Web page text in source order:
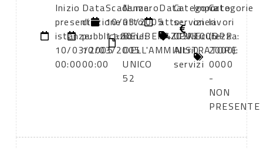
Inizio
presentazione
istanze:
10/03/2005
00:00
Data
di
pubblicazione:
10/03/2005
00:00
Scadenza:
10/03/2005
11:00
Numero
atto:
DELIBERAZIONE
DELL'AMMINISTRATORE
UNICO
52
Data
atto:
04/03/2005
Categoria
servizi
CPV:
Altri
servizi
Importo
oneri
sicurezza:
0
Categorie
lavori
(DPR
2000):
0000
-
NON
PRESENTE